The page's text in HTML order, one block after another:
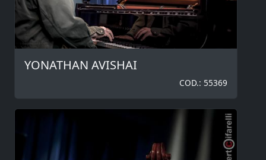
YONATHAN AVISHAI
COD.: 55369